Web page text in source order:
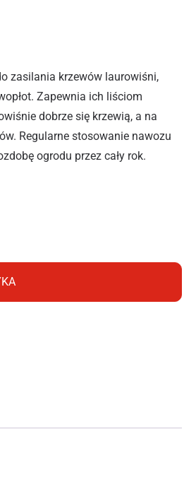
zasilania krzewów laurowiśni,
Zapewnia ich liściom
dobrze się krzewią, a na
Regularne stosowanie nawozu
ogrodu przez cały rok.